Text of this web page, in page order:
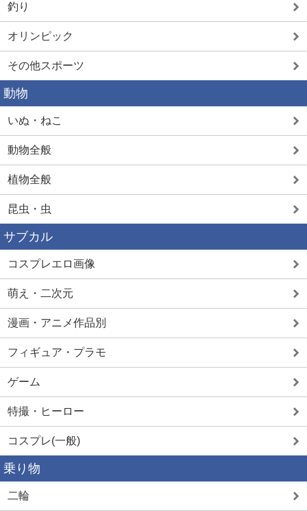
釣り
オリンピック
その他スポーツ
動物
いぬ・ねこ
動物全般
植物全般
昆虫・虫
サブカル
コスプレエロ画像
萌え・二次元
漫画・アニメ作品別
フィギュア・プラモ
ゲーム
特撮・ヒーロー
コスプレ(一般)
乗り物
二輪